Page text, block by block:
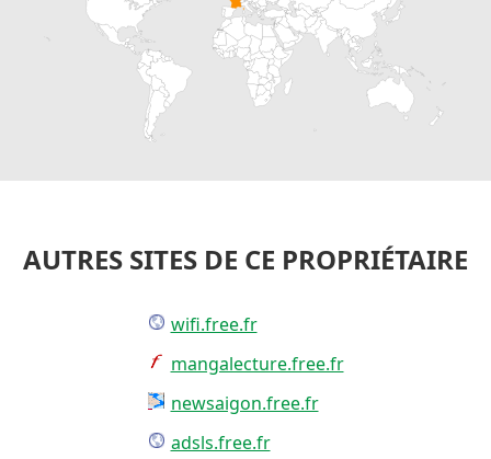
AUTRES SITES DE CE PROPRIÉTAIRE
wifi.free.fr
mangalecture.free.fr
newsaigon.free.fr
adsls.free.fr